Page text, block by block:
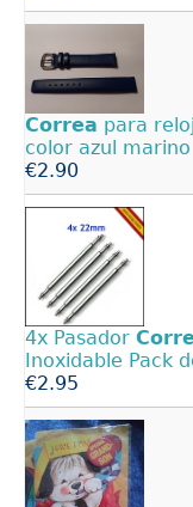
Correa para
color azul marino
€2.90
4x Pasador
Inoxidable Pack
€2.95